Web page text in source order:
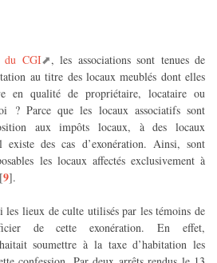
du CGI
, les associations sont tenues de
au titre des locaux meublés dont elles
en qualité de propriétaire, locataire ou
? Parce que les locaux associatifs sont
aux impôts locaux, à des locaux
existe des cas d’exonération. Ainsi, sont
les locaux affectés exclusivement à
[9].
les lieux de culte utilisés par les témoins de
de cette exonération. En effet,
soumettre à la taxe d’habitation les